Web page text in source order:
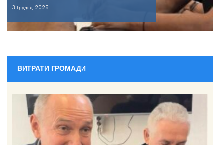
3 Грудня, 2025
ВИТРАТИ ГРОМАДИ